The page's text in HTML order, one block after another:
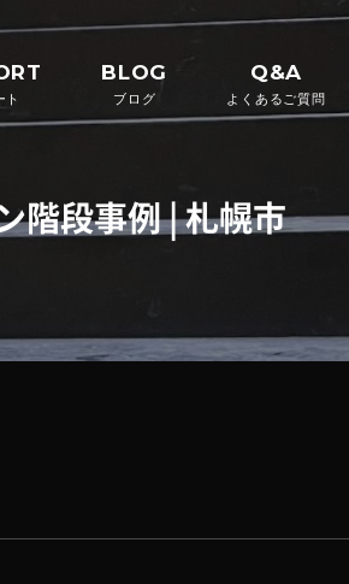
ト
BLOG
ブログ
Q&A
よくあるご質問
階段事例 | 札幌市